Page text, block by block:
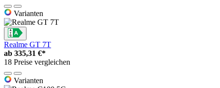
Varianten
Realme GT 7T
ab 335,31 €*
18 Preise vergleichen
Varianten